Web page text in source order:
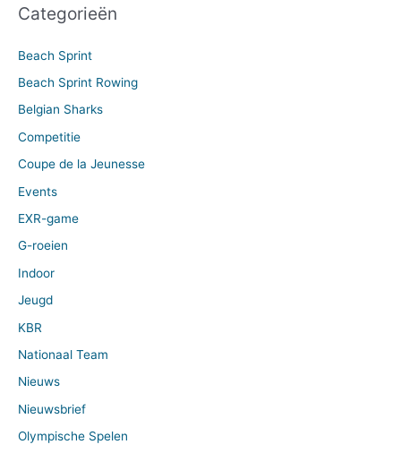
Categorieën
Beach Sprint
Beach Sprint Rowing
Belgian Sharks
Competitie
Coupe de la Jeunesse
Events
EXR-game
G-roeien
Indoor
Jeugd
KBR
Nationaal Team
Nieuws
Nieuwsbrief
Olympische Spelen